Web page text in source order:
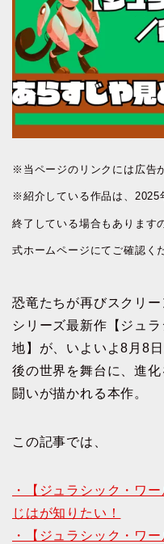
※当ページのリンクには広告
※紹介している作品は、2025
終了している場合もあります
式ホームページにてご確認く
恐竜たちが再びスクリー
シリーズ最新作【ジュ
地】が、いよいよ8月8
後の世界を舞台に、進
闘いが描かれる本作。
この記事では、
・【ジュラシック・ワ
じはが知りたい！
・【ジュラシック・ワ